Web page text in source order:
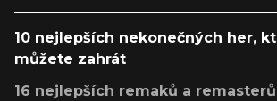
10 nejlepších nekonečných her,
můžete zahrát
16 nejlepších remaků a